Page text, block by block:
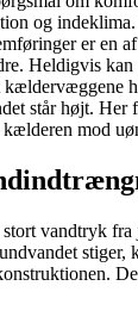
og
er en
Heldigvis kan
kældervæggene
står højt. Her
mod
vandtryk fra
stiger,